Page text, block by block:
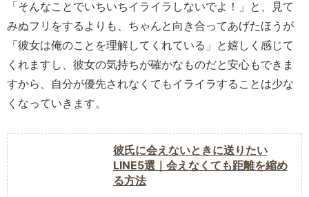
「そんなことでいちいちイライラしないでよ！」と、見て
みぬフリをするよりも、ちゃんと向き合ってあげたほうが
「彼女は俺のことを理解してくれている」と嬉しく感じて
くれますし、彼女の気持ちが確かなものだと安心もできま
すから、自分が優先されなくてもイライラすることは少な
くなっていきます。
彼氏に会えないときに送りたい
LINE5選｜会えなくても距離を縮め
る方法